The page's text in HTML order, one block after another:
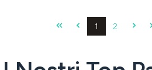
Pagina
1 Pagina
2